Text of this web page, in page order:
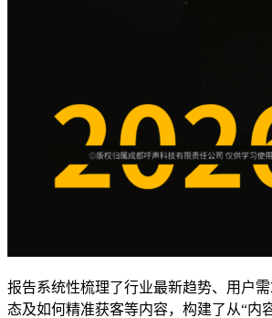
报告系统性梳理了行业最新趋势、用户
态及如何精准获客等内容，构建了从“内